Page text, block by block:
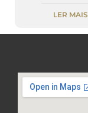
LER MAIS